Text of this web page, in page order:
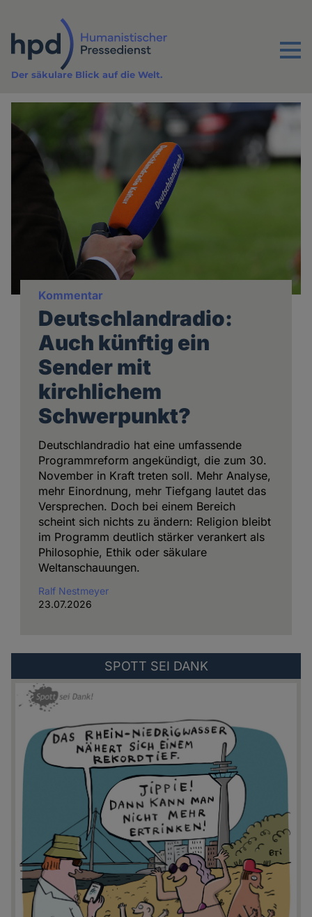
Inhalt
Menu
Der säkulare Blick auf die Welt.
Kommentar
Deutschlandradio:
Auch künftig ein
Sender mit
kirchlichem
Schwerpunkt?
Deutschlandradio hat eine umfassende
Programmreform angekündigt, die zum 30.
November in Kraft treten soll. Mehr Analyse,
mehr Einordnung, mehr Tiefgang lautet das
Versprechen. Doch bei einem Bereich
scheint sich nichts zu ändern: Religion bleibt
im Programm deutlich stärker verankert als
Philosophie, Ethik oder säkulare
Weltanschauungen.
Ralf Nestmeyer
23.07.2026
SPOTT SEI DANK
Link
zu:
https://spottseidank.de